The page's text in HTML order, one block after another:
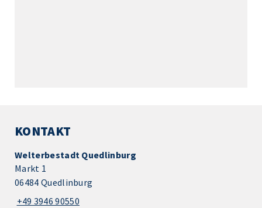
KONTAKT
Welterbestadt Quedlinburg
Markt 1
06484 Quedlinburg
+49 3946 90550